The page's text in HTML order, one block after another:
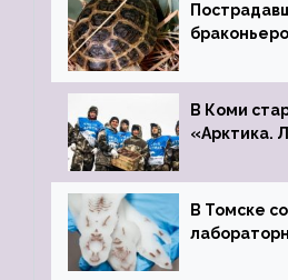
зоопарк
В Коми
«Арктика.
В Томске